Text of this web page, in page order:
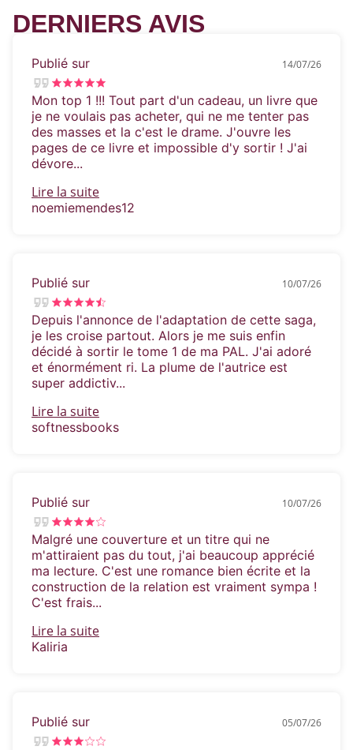
DERNIERS AVIS
Publié sur 14/07/26
Mon top 1 !!! Tout part d'un cadeau, un livre que
je ne voulais pas acheter, qui ne me tenter pas
des masses et la c'est le drame. J'ouvre les
pages de ce livre et impossible d'y sortir ! J'ai
dévore...
Lire la suite
noemiemendes12
Publié sur 10/07/26
Depuis l'annonce de l'adaptation de cette saga,
je les croise partout. Alors je me suis enfin
décidé à sortir le tome 1 de ma PAL. J'ai adoré
et énormément ri. La plume de l'autrice est
super addictiv...
Lire la suite
softnessbooks
Publié sur 10/07/26
Malgré une couverture et un titre qui ne
m'attiraient pas du tout, j'ai beaucoup apprécié
ma lecture. C'est une romance bien écrite et la
construction de la relation est vraiment sympa !
C'est frais...
Lire la suite
Kaliria
Publié sur 05/07/26